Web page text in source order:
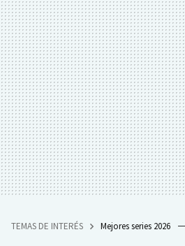
TEMAS DE INTERÉS Mejores series 2026